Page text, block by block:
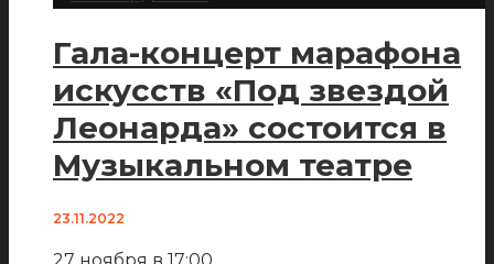
Гала-концерт марафона
искусств «Под звездой
Леонарда» состоится в
Музыкальном театре
23.11.2022